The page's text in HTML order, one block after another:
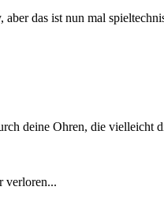
das ist nun mal
deine Ohren, die vielleicht
verloren...